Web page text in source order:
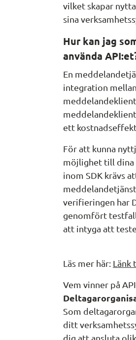
vilket skapar
sina
Hur kan jag
använda
En
integration
ett
För att kunna
möjlighet till dina
inom SDK krävs
verifieringen har
genomfört
att intyga att
Läs mer här: Länk
Vem vinner på
Som
ditt
dig att ansluta